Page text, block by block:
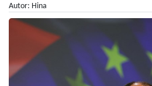
Autor: Hina